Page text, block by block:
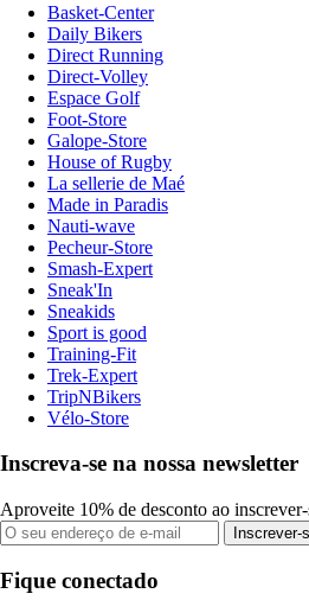
Basket-Center
Daily Bikers
Direct Running
Direct-Volley
Espace Golf
Foot-Store
Galope-Store
House of Rugby
La sellerie de Maé
Made in Paradis
Nauti-wave
Pecheur-Store
Smash-Expert
Sneak'In
Sneakids
Sport is good
Training-Fit
Trek-Expert
TripNBikers
Vélo-Store
Inscreva-se na nossa newsletter
Aproveite 10% de desconto ao
Inscrever-
Fique conectado